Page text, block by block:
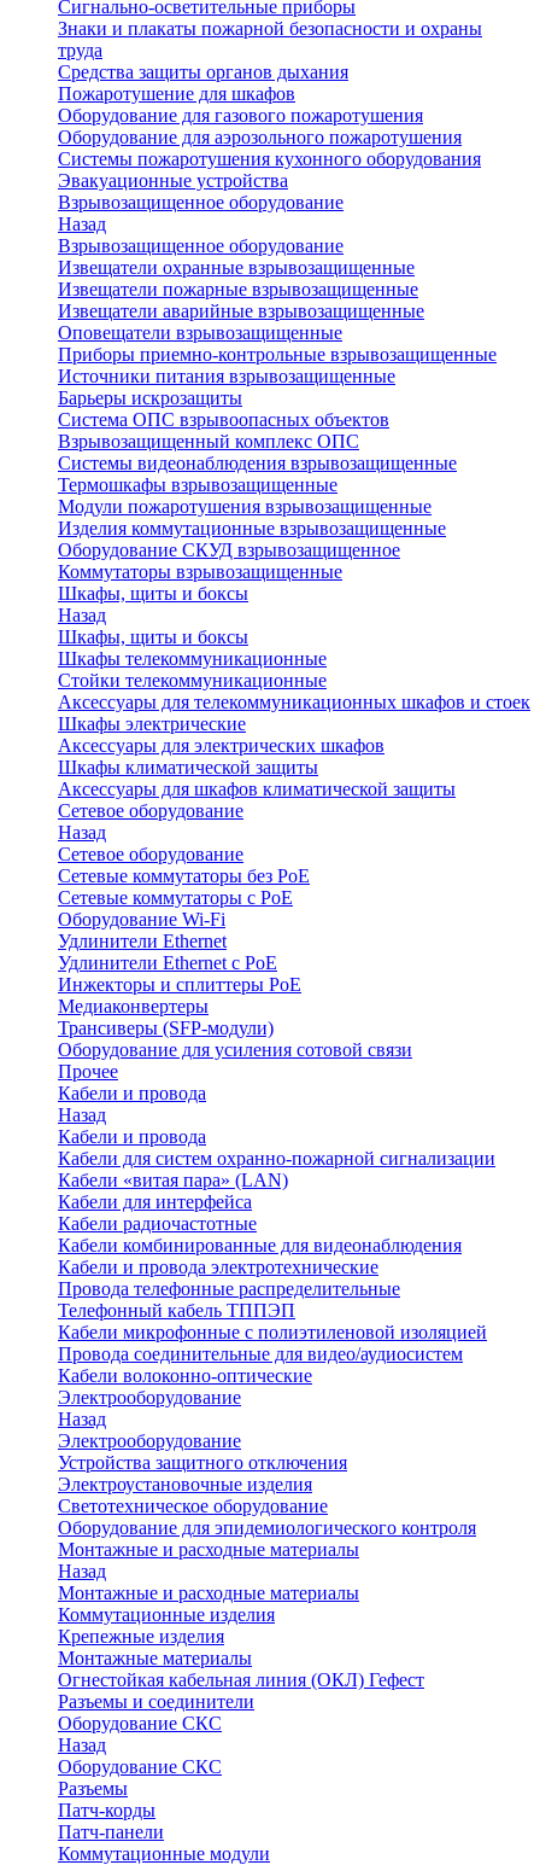
Сигнально-осветительные приборы
Знаки и плакаты пожарной безопасности и охраны
труда
Средства защиты органов дыхания
Пожаротушение для шкафов
Оборудование для газового пожаротушения
Оборудование для аэрозольного пожаротушения
Системы пожаротушения кухонного оборудования
Эвакуационные устройства
Взрывозащищенное оборудование
Назад
Взрывозащищенное оборудование
Извещатели охранные взрывозащищенные
Извещатели пожарные взрывозащищенные
Извещатели аварийные взрывозащищенные
Оповещатели взрывозащищенные
Приборы приемно-контрольные взрывозащищенные
Источники питания взрывозащищенные
Барьеры искрозащиты
Система ОПС взрывоопасных объектов
Взрывозащищенный комплекс ОПС
Системы видеонаблюдения взрывозащищенные
Термошкафы взрывозащищенные
Модули пожаротушения взрывозащищенные
Изделия коммутационные взрывозащищенные
Оборудование СКУД взрывозащищенное
Коммутаторы взрывозащищенные
Шкафы, щиты и боксы
Назад
Шкафы, щиты и боксы
Шкафы телекоммуникационные
Стойки телекоммуникационные
Аксессуары для телекоммуникационных шкафов и стоек
Шкафы электрические
Аксессуары для электрических шкафов
Шкафы климатической защиты
Аксессуары для шкафов климатической защиты
Сетевое оборудование
Назад
Сетевое оборудование
Сетевые коммутаторы без PoE
Сетевые коммутаторы с PoE
Оборудование Wi-Fi
Удлинители Ethernet
Удлинители Ethernet с PoE
Инжекторы и сплиттеры PoE
Медиаконвертеры
Трансиверы (SFP-модули)
Оборудование для усиления сотовой связи
Прочее
Кабели и провода
Назад
Кабели и провода
Кабели для систем охранно-пожарной сигнализации
Кабели «витая пара» (LAN)
Кабели для интерфейса
Кабели радиочастотные
Кабели комбинированные для видеонаблюдения
Кабели и провода электротехнические
Провода телефонные распределительные
Телефонный кабель ТППЭП
Кабели микрофонные с полиэтиленовой изоляцией
Провода соединительные для видео/аудиосистем
Кабели волоконно-оптические
Электрооборудование
Назад
Электрооборудование
Устройства защитного отключения
Электроустановочные изделия
Светотехническое оборудование
Оборудование для эпидемиологического контроля
Монтажные и расходные материалы
Назад
Монтажные и расходные материалы
Коммутационные изделия
Крепежные изделия
Монтажные материалы
Огнестойкая кабельная линия (ОКЛ) Гефест
Разъемы и соединители
Оборудование СКС
Назад
Оборудование СКС
Разъемы
Патч-корды
Патч-панели
Коммутационные модули